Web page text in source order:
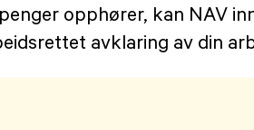
opphører, kan NAV
avklaring av din